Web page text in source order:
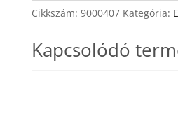
Stain
3g
Cikkszám: 9000407 Kategória:
Kapcsolódó